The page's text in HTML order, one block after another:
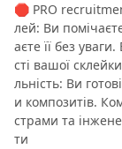
🛑 PRO
лей: Ви
аєте її без
сті вашої
льність: Ви
и композитів.
страми та
ти